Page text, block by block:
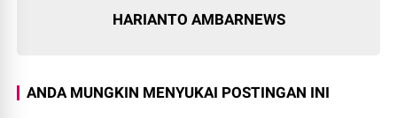
HARIANTO AMBARNEWS
ANDA MUNGKIN MENYUKAI POSTINGAN INI